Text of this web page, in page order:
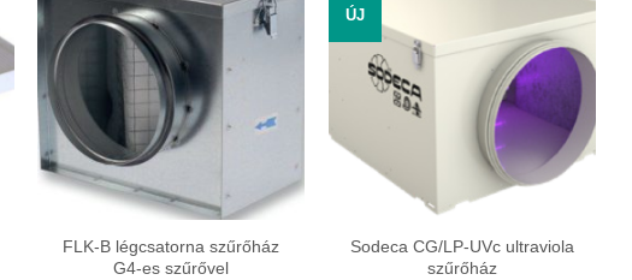
FLK-B légcsatorna szűrőház
G4-es szűrővel
ÚJ
Sodeca CG/LP-UVc ultraviola
szűrőház